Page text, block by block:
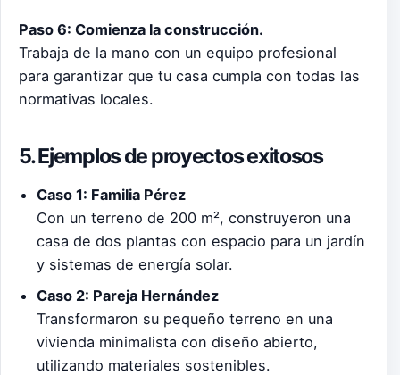
Paso 6: Comienza la construcción.
Trabaja de la mano con un equipo profesional
para garantizar que tu casa cumpla con todas las
normativas locales.
5. Ejemplos de proyectos exitosos
Caso 1: Familia Pérez
Con un terreno de 200 m², construyeron una
casa de dos plantas con espacio para un jardín
y sistemas de energía solar.
Caso 2: Pareja Hernández
Transformaron su pequeño terreno en una
vivienda minimalista con diseño abierto,
utilizando materiales sostenibles.